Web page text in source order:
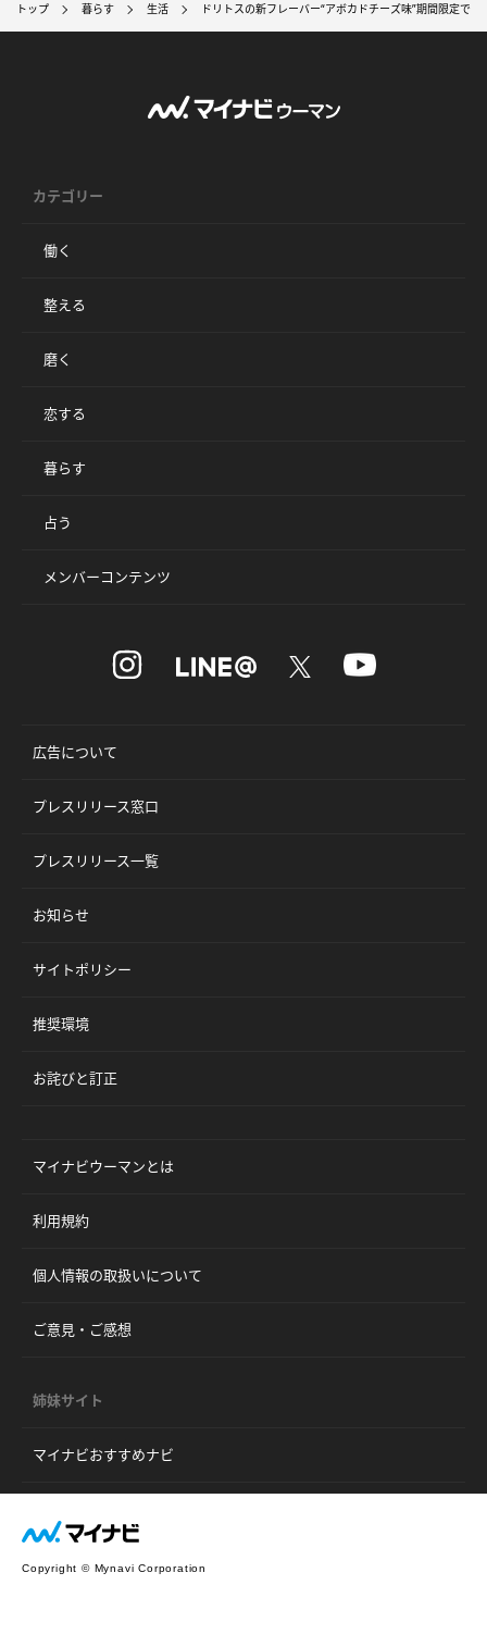
トップ 暮らす 生活 ドリトスの新フレーバー“アボカドチーズ味”期間限定で登
カテゴリー
働く
整える
磨く
恋する
暮らす
占う
メンバーコンテンツ
広告について
プレスリリース窓口
プレスリリース一覧
お知らせ
サイトポリシー
推奨環境
お詫びと訂正
マイナビウーマンとは
利用規約
個人情報の取扱いについて
ご意見・ご感想
姉妹サイト
マイナビおすすめナビ
Copyright © Mynavi Corporation